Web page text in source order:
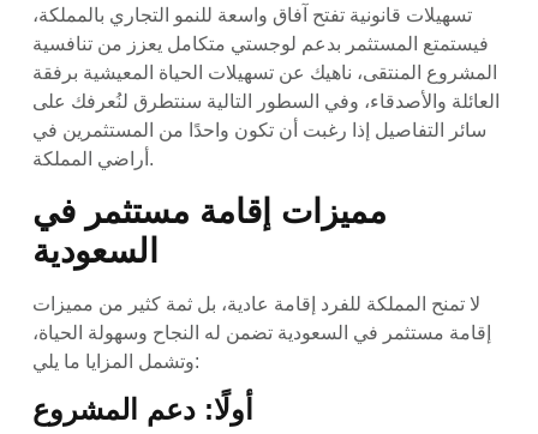
تسهيلات قانونية تفتح آفاق واسعة للنمو التجاري بالمملكة،
فيستمتع المستثمر بدعم لوجستي متكامل يعزز من تنافسية
المشروع المنتقى، ناهيك عن تسهيلات الحياة المعيشية برفقة
العائلة والأصدقاء، وفي السطور التالية سنتطرق لنُعرفك على
سائر التفاصيل إذا رغبت أن تكون واحدًا من المستثمرين في
أراضي المملكة.
مميزات إقامة مستثمر في
السعودية
لا تمنح المملكة للفرد إقامة عادية، بل ثمة كثير من مميزات
إقامة مستثمر في السعودية تضمن له النجاح وسهولة الحياة،
وتشمل المزايا ما يلي:
أولًا: دعم المشروع